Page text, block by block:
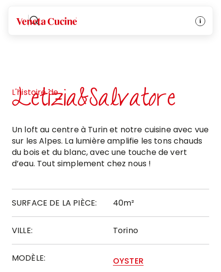
Veneta Cucine
L'histoire de
Letizia&Salvatore
Un loft au centre à Turin et notre cuisine avec vue
sur les Alpes. La lumière amplifie les tons chauds
du bois et du blanc, avec une touche de vert
d’eau. Tout simplement chez nous !
SURFACE DE LA PIÈCE: 40m²
VILLE: Torino
MODÈLE: OYSTER